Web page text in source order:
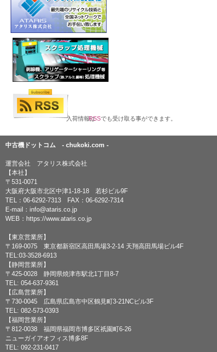
入荷情報はRSSでも受け取る事ができます。
中古機ドットコム - chukoki.com -
運営会社 アタリス株式会社
【本社】
〒531-0071
大阪府大阪市北区中津1-18-18 若杉ビル9F
TEL：06-6292-7313 FAX：06-6292-7314
E-mail： info@ataris.co.jp
WEB： https://www.ataris.co.jp
【東京営業所】
〒169-0075 東京都新宿区高田馬場3-2-14 天翔高田馬場ビル4F
TEL:03-3528-6913
【静岡営業所】
〒425-0028 静岡県焼津市駅北1丁目8-7
TEL: 054-637-9361
【広島営業所】
〒730-0045 広島県広島市中区鶴見町3-21NCビル3F
TEL: 082-573-0393
【福岡営業所】
〒812-0038 福岡県福岡市博多区祇園町6-26
ニューガイアオフィス博多8F
TEL: 092-231-0417